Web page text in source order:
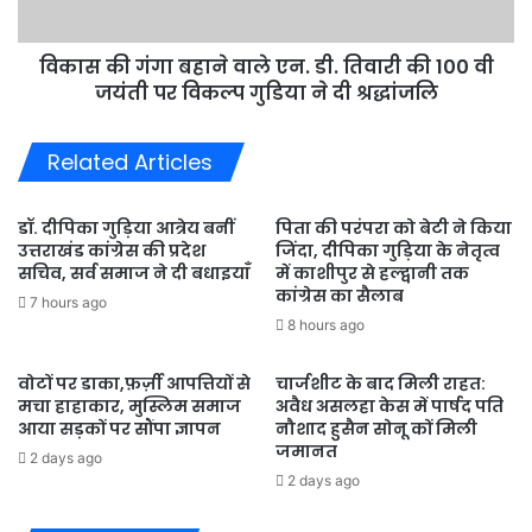
की
100
विकल्प
दी
श्रद्धांजलि
विकास की गंगा बहाने वाले एन. डी. तिवारी की 100 वी
जयंती पर विकल्प गुडिया ने दी श्रद्धांजलि
Related Articles
डॉ. दीपिका गुड़िया आत्रेय बनीं
उत्तराखंड कांग्रेस की प्रदेश
सचिव, सर्व समाज ने दी बधाइयाँ
7 hours ago
पिता की परंपरा को बेटी ने किया
जिंदा, दीपिका गुड़िया के नेतृत्व
में काशीपुर से हल्द्वानी तक
कांग्रेस का सैलाब
8 hours ago
वोटों पर डाका,फ़र्ज़ी आपत्तियों से
मचा हाहाकार, मुस्लिम समाज
आया सड़कों पर सौंपा ज्ञापन
2 days ago
चार्जशीट के बाद मिली राहत:
अवैध असलहा केस में पार्षद पति
नौशाद हुसैन सोनू कों मिली
जमानत
2 days ago